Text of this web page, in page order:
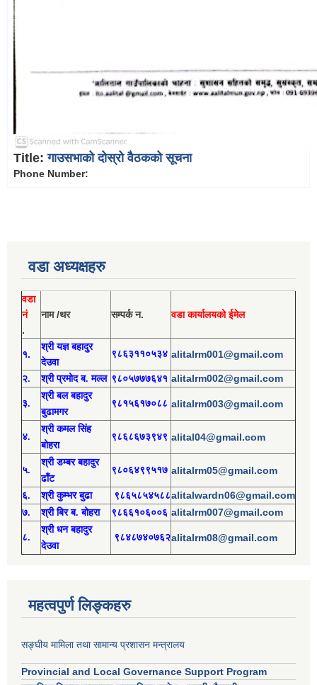
Title:गाउसभाको दोस्रो वैठकको सूचना
Phone Number:
वडा अध्यक्षहरु
वडा
नं
.
नाम /थर सम्पर्क न. वडा कार्यालयको ईमेल
१.
श्री यज्ञ बहादुर
देउवा
९८६३११०५३४ alitalrm001@gmail.com
२. श्रीप्रमोदब. मल्ल ९८०५७७७६४१ alitalrm002@gmail.com
३.
श्रीबल बहादुर
बुढामगर
९८१५६१७०८८ alitalrm003@gmail.com
४.
श्री कमल सिंह
बोहरा
९८६८६७३९४९ alital04@gmail.com
५.
श्री डम्बर बहादुर
ढाँट
९८०६४९९५१७ alitalrm05@gmail.com
६. श्री कुम्भर बुढा ९८६५८५४५८८alitalwardn06@gmail.com
७. श्री बिर ब. बोहरा ९८६६१०६००६ alitalrm007@gmail.com
८.
श्री धन बहादुर
देउवा
९८४८७४०७६२alitalrm08@gmail.com
महत्वपुर्ण लिङ्कहरु
सङ्घीय मामिला तथा सामान्य प्रशासन मन्त्रालय
Provincial and Local Governance Support Program